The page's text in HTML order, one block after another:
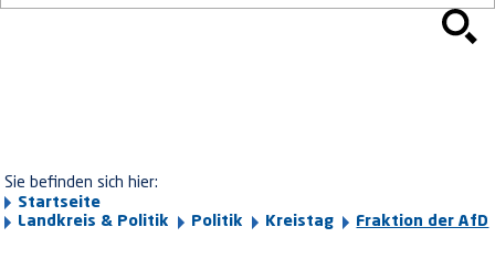
Sie befinden sich hier:
Startseite
Landkreis & Politik
Politik Kreistag Fraktion der AfD